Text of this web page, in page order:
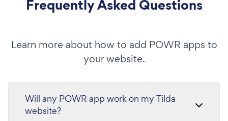
Frequently Asked Questions
Learn more about how to add POWR apps to
your website.
Will any POWR app work on my Tilda
website?